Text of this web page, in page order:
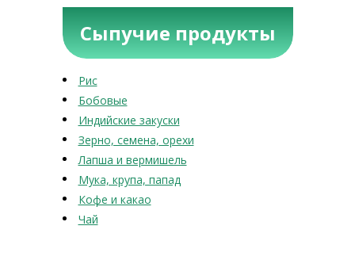
Сыпучие продукты
Рис
Бобовые
Индийские закуски
Зерно, семена, орехи
Лапша и вермишель
Мука, крупа, папад
Кофе и какао
Чай